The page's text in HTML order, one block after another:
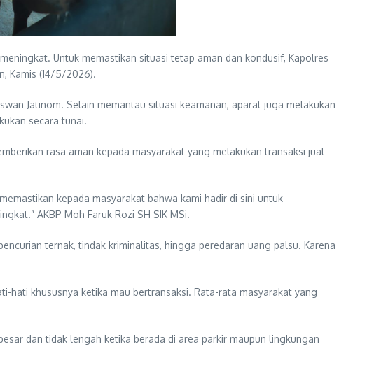
Untuk memastikan situasi tetap aman dan kondusif, Kapolres
Kamis (14/5/2026).
Jatinom. Selain memantau situasi keamanan, aparat juga melakukan
secara tunai.
rasa aman kepada masyarakat yang melakukan transaksi jual
kepada masyarakat bahwa kami hadir di sini untuk
AKBP Moh Faruk Rozi SH SIK MSi.
ternak, tindak kriminalitas, hingga peredaran uang palsu. Karena
hati khususnya ketika mau bertransaksi. Rata-rata masyarakat yang
dan tidak lengah ketika berada di area parkir maupun lingkungan